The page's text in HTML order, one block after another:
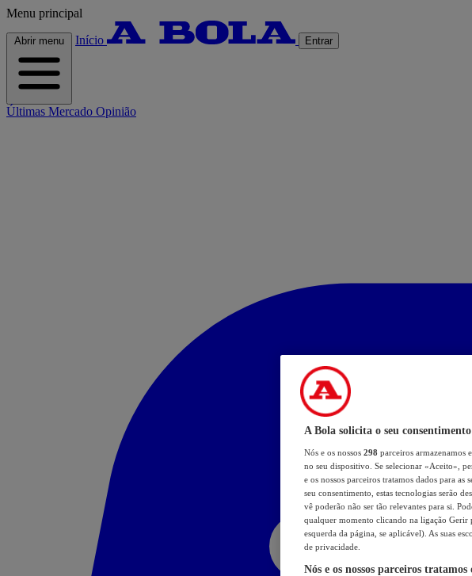
Menu principal
Abrir menu Início Entrar
Últimas Mercado Opinião
A Bola solicita o seu
Nós e os nossos 298 parceiros armazenamos
no seu dispositivo. Se selecionar «Aceito»,
e os nossos parceiros tratamos dados para
seu consentimento, estas tecnologias serão
vê poderão não ser tão relevantes para si.
qualquer momento clicando na ligação
esquerda da página, se aplicável). As suas
de privacidade.
Nós e os nossos parceiros